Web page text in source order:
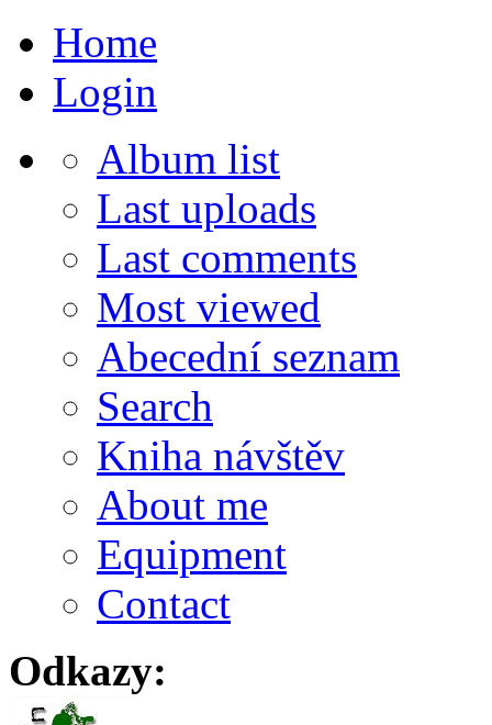
Home
Login
Album list
Last uploads
Last comments
Most viewed
Abecední seznam
Search
Kniha návštěv
About me
Equipment
Contact
Odkazy: